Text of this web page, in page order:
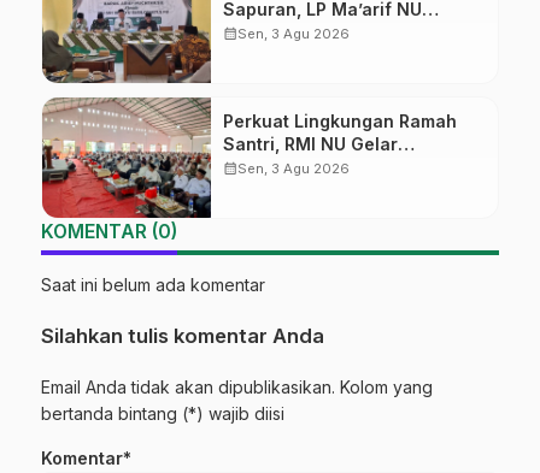
Sapuran, LP Ma’arif NU
Wonosobo Tekankan Lima
calendar_monthSen, 3 Agu 2026
Perkuat Lingkungan Ramah
Santri, RMI NU Gelar
‘Sambang Pesantren’ di Pati
calendar_monthSen, 3 Agu 2026
KOMENTAR (0)
Saat ini belum ada komentar
Silahkan tulis komentar Anda
Email Anda tidak akan dipublikasikan. Kolom yang
bertanda bintang (*) wajib diisi
Komentar*